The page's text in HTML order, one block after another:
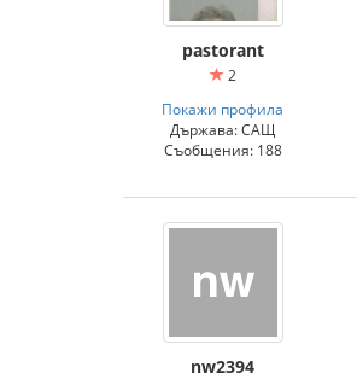
pastorant
2
Покажи профила
Държава: САЩ
Съобщения: 188
nw2394